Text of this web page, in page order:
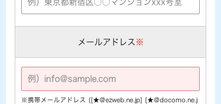
メールアドレス ※
※携帯メールアドレス ([★@ezweb.ne.jp] [★@docomo.ne.j